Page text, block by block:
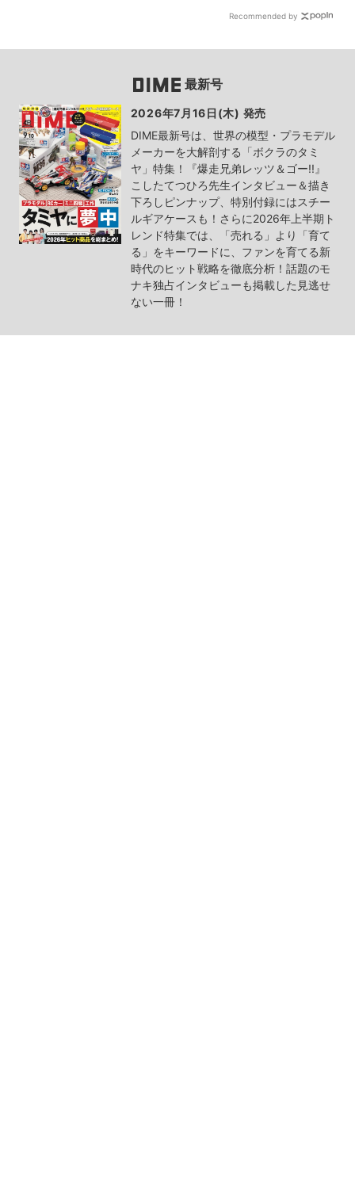
Recommended by
最新号
2026年7月16日(木) 発売
DIME最新号は、世界の模型・プラモデル
メーカーを大解剖する「ボクラのタミ
ヤ」特集！『爆走兄弟レッツ＆ゴー!!』
こしたてつひろ先生インタビュー＆描き
下ろしピンナップ、特別付録にはスチー
ルギアケースも！さらに2026年上半期ト
レンド特集では、「売れる」より「育て
る」をキーワードに、ファンを育てる新
時代のヒット戦略を徹底分析！話題のモ
ナキ独占インタビューも掲載した見逃せ
ない一冊！